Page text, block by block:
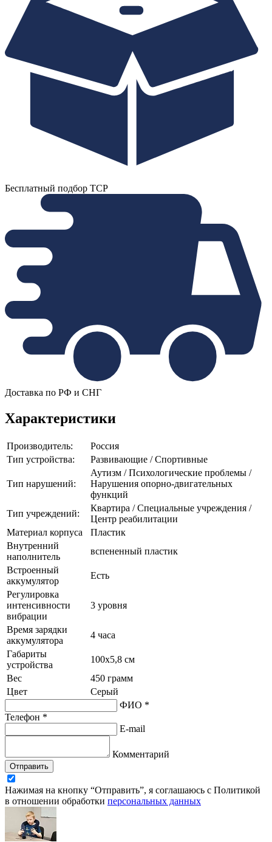
Бесплатный подбор ТСР
Доставка по РФ и СНГ
Характеристики
Производитель:
Россия
Тип устройства:
Развивающие / Спортивные
Тип нарушений:
Аутизм / Психологические проблемы /
Нарушения опорно-двигательных
функций
Тип учреждений:
Квартира / Специальные учреждения /
Центр реабилитации
Материал корпуса
Пластик
Внутренний
наполнитель
вспененный пластик
Встроенный
аккумулятор
Есть
Регулировка
интенсивности
вибрации
3 уровня
Время зарядки
аккумулятора
4 часа
Габариты
устройства
100x5,8 см
Вес
450 грамм
Цвет
Серый
ФИО *
Телефон *
E-mail
Комментарий
Отправить
Нажимая на кнопку “Отправить”, я соглашаюсь с Политикой
в отношении обработки персональных данных